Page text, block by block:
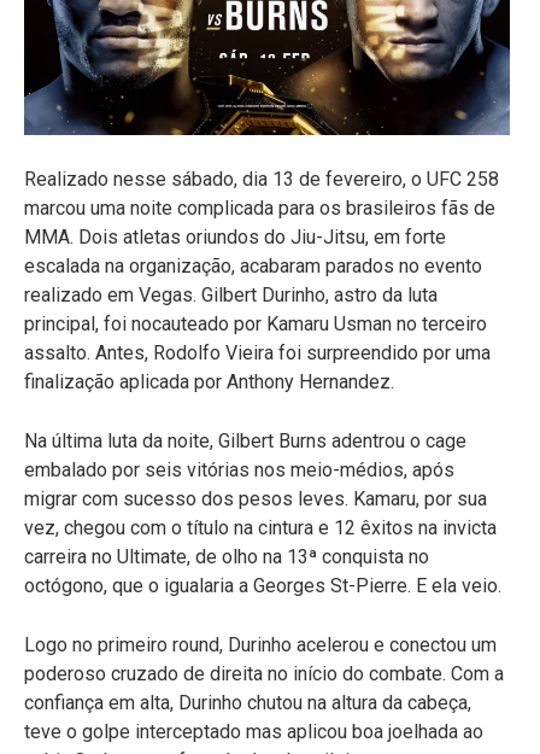
Realizado nesse sábado, dia 13 de fevereiro, o UFC 258
marcou uma noite complicada para os brasileiros fãs de
MMA. Dois atletas oriundos do Jiu-Jitsu, em forte
escalada na organização, acabaram parados no evento
realizado em Vegas. Gilbert Durinho, astro da luta
principal, foi nocauteado por Kamaru Usman no terceiro
assalto. Antes, Rodolfo Vieira foi surpreendido por uma
finalização aplicada por Anthony Hernandez.
Na última luta da noite, Gilbert Burns adentrou o cage
embalado por seis vitórias nos meio-médios, após
migrar com sucesso dos pesos leves. Kamaru, por sua
vez, chegou com o título na cintura e 12 êxitos na invicta
carreira no Ultimate, de olho na 13ª conquista no
octógono, que o igualaria a Georges St-Pierre. E ela veio.
Logo no primeiro round, Durinho acelerou e conectou um
poderoso cruzado de direita no início do combate. Com a
confiança em alta, Durinho chutou na altura da cabeça,
teve o golpe interceptado mas aplicou boa joelhada ao